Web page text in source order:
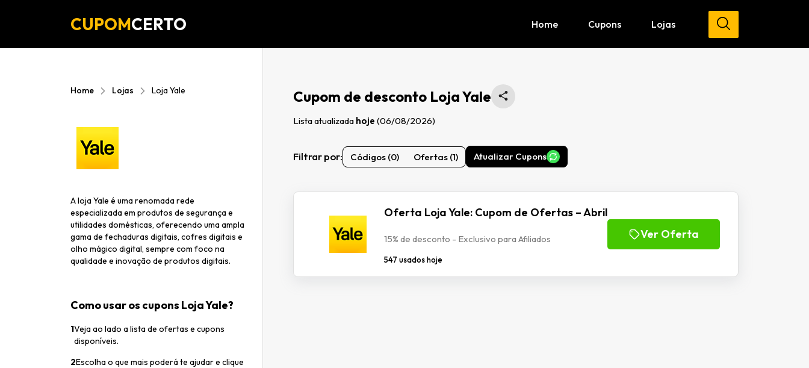
CUPOMCERTO Home Cupons Lojas
Home Lojas Loja Yale
A loja Yale é uma renomada rede
especializada em produtos de segurança e
utilidades domésticas, oferecendo uma ampla
gama de fechaduras digitais, cofres digitais e
olho mágico digital, sempre com foco na
qualidade e inovação de produtos digitais.
Como usar os cupons Loja Yale?
1Veja ao lado a lista de ofertas e cupons
disponíveis.
2Escolha o que mais poderá te ajudar e clique
Cupom de desconto Loja Yale
Lista atualizada hoje (06/08/2026)
Filtrar por: Códigos (0) Ofertas (1) Atualizar Cupons
Oferta Loja Yale: Cupom de Ofertas – Abril
15% de desconto - Exclusivo para Afiliados
547 usados hoje
Ver Oferta